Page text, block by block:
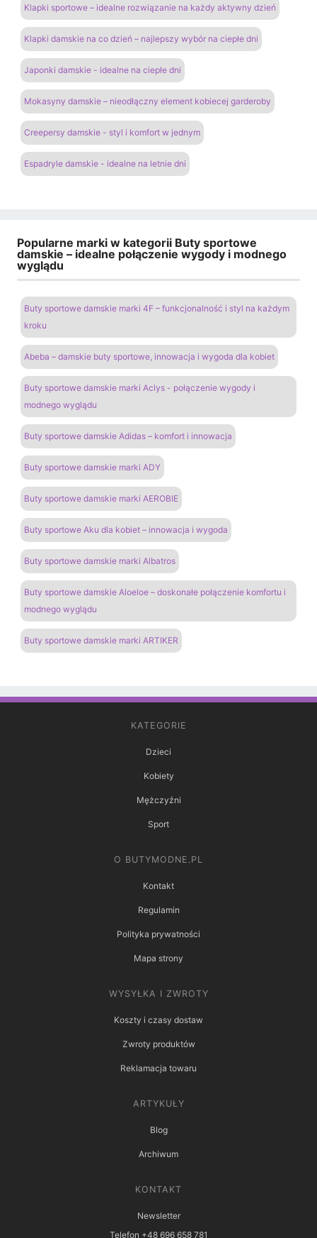
Klapki sportowe – idealne rozwiązanie na każdy aktywny dzień
Klapki damskie na co dzień – najlepszy wybór na ciepłe dni
Japonki damskie - idealne na ciepłe dni
Mokasyny damskie – nieodłączny element kobiecej garderoby
Creepersy damskie - styl i komfort w jednym
Espadryle damskie - idealne na letnie dni
Popularne marki w kategorii Buty sportowe
damskie – idealne połączenie wygody i modnego
wyglądu
Buty sportowe damskie marki 4F – funkcjonalność i styl na każdym
kroku
Abeba – damskie buty sportowe, innowacja i wygoda dla kobiet
Buty sportowe damskie marki Aclys - połączenie wygody i
modnego wyglądu
Buty sportowe damskie Adidas – komfort i innowacja
Buty sportowe damskie marki ADY
Buty sportowe damskie marki AEROBIE
Buty sportowe Aku dla kobiet – innowacja i wygoda
Buty sportowe damskie marki Albatros
Buty sportowe damskie Aloeloe – doskonałe połączenie komfortu i
modnego wyglądu
Buty sportowe damskie marki ARTIKER
KATEGORIE
Dzieci
Kobiety
Mężczyźni
Sport
O BUTYMODNE.PL
Kontakt
Regulamin
Polityka prywatności
Mapa strony
WYSYŁKA I ZWROTY
Koszty i czasy dostaw
Zwroty produktów
Reklamacja towaru
ARTYKUŁY
Blog
Archiwum
KONTAKT
Newsletter
Telefon +48 696 658 781